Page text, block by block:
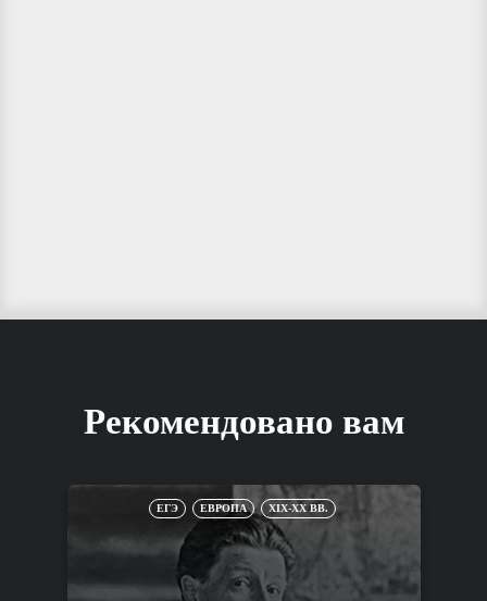
Рекомендовано вам
ЕГЭ ЕВРОПА XIX-XX ВВ.